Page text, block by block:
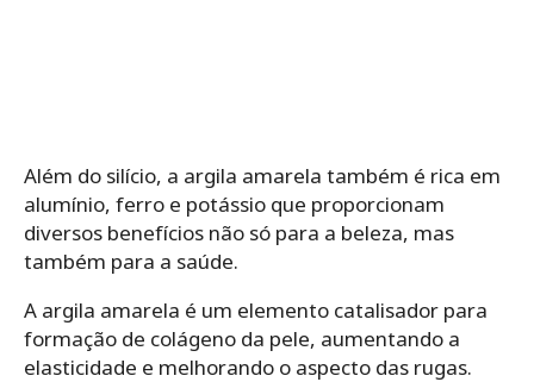
Além do silício, a argila amarela também é rica em
alumínio, ferro e potássio que proporcionam
diversos benefícios não só para a beleza, mas
também para a saúde.
A argila amarela é um elemento catalisador para
formação de colágeno da pele, aumentando a
elasticidade e melhorando o aspecto das rugas.